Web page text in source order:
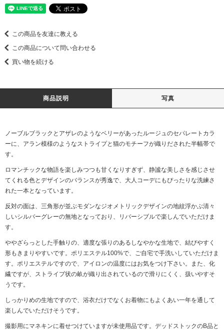
この商品を友達に教える
この商品について問い合わせる
買い物を続ける
商品説明 写真
ノーブルブラックとアザレのようなベリーがあったルージュのセパレートカラ
ーに、アラン模様のようなストライプと猫のモチーフが織りだされた半幅帯で
す。
ロマンチックな物語を楽しみつつも甘くなりすぎず、静謐な美しさを感じさせ
てくれる色とデザインのバランスが秀逸で、大人コーデにもぴったりな洗練さ
れた一本となっています。
反対の面は、三角形が並ぶモダンなジオメトリックデザインの地紋浮かぶ清々
しいシルバーグレーの無地となっており、リバーシブルで楽しんでいただけま
す。
ややざらっとした手触りの、適度な張りのあるしなやかな生地で、結びやすく
形もきまりやすいです。ポリエステル100%で、ご自宅で手洗いしていただけま
す。ポリエステルですので、アイロンの温度にはお気をつけ下さい。また、化
繊ですが、ストライプ状の畝が織り出されているので滑りにくく、扱いやすそ
うです。
しっかりめの生地ですので、浴衣だけでなくお着物にもよくあい一年を通して
楽しんでいただけそうです。
撮影用にマネキンに着せつけていますが未使用品です。デッドストックのB品と